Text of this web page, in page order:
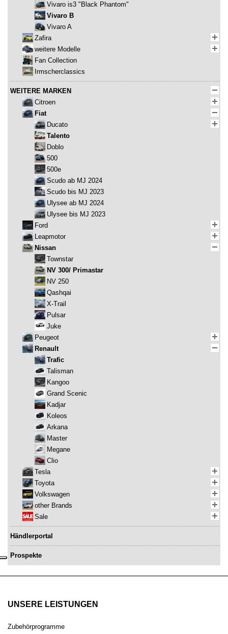
Vivaro is3 "Black Phantom"
Vivaro B
Vivaro A
Zafira
weitere Modelle
Fan Collection
Irmscherclassics
WEITERE MARKEN
Citroen
Fiat
Ducato
Talento
Doblo
500
500e
Scudo ab MJ 2024
Scudo bis MJ 2023
Ulysee ab MJ 2024
Ulysee bis MJ 2023
Ford
Leapmotor
Nissan
Townstar
NV 300/ Primastar
NV 250
Qashqai
X-Trail
Pulsar
Juke
Peugeot
Renault
Trafic
Talisman
Kangoo
Grand Scenic
Kadjar
Koleos
Arkana
Master
Megane
Clio
Tesla
Toyota
Volkswagen
other Brands
Sale
Händlerportal
Prospekte
UNSERE LEISTUNGEN
Zubehörprogramme